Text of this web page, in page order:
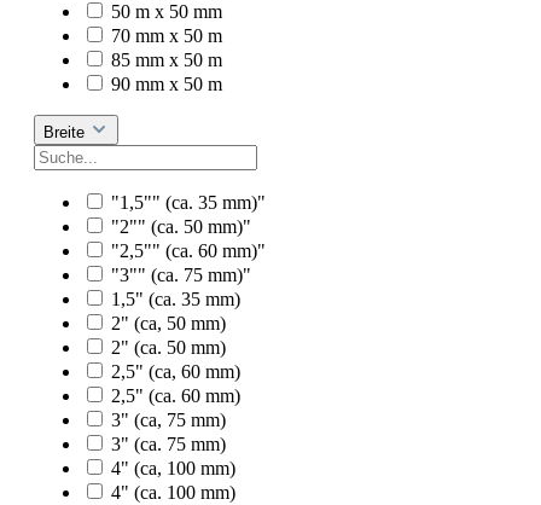
50 m x 50 mm
70 mm x 50 m
85 mm x 50 m
90 mm x 50 m
Breite
"1,5"" (ca. 35 mm)"
"2"" (ca. 50 mm)"
"2,5"" (ca. 60 mm)"
"3"" (ca. 75 mm)"
1,5" (ca. 35 mm)
2" (ca, 50 mm)
2" (ca. 50 mm)
2,5" (ca, 60 mm)
2,5" (ca. 60 mm)
3" (ca, 75 mm)
3" (ca. 75 mm)
4" (ca, 100 mm)
4" (ca. 100 mm)